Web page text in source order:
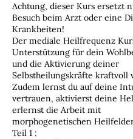
Achtung, dieser Kurs ersetzt
Besuch beim Arzt oder eine
Krankheiten!
Der mediale Heilfrequenz
Unterstützung für dein
und die Aktivierung deiner
Selbstheilungskräfte kraftvoll
Zudem lernst du auf deine
vertrauen, aktivierst deine
erlernst die Arbeit mit
morphogenetischen
Teil 1 :